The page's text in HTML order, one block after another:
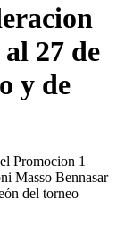
27 de
y de
Promocion 1
Masso Bennasar
del torneo